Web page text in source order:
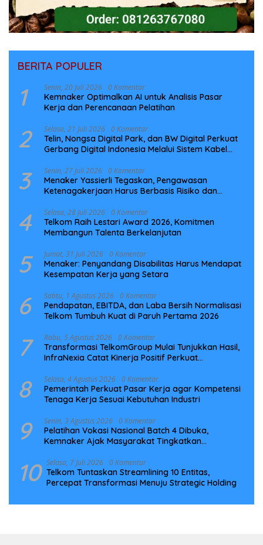
BERITA POPULER
1 Senin, 20 Juli 2026 0 Komentar
Kemnaker Optimalkan AI untuk Analisis Pasar
Kerja dan Perencanaan Pelatihan
2 Selasa, 21 Juli 2026 0 Komentar
Telin, Nongsa Digital Park, dan BW Digital Perkuat
Gerbang Digital Indonesia Melalui Sistem Kabel
3 Senin, 27 Juli 2026 0 Komentar
Menaker Yassierli Tegaskan, Pengawasan
Ketenagakerjaan Harus Berbasis Risiko dan
4 Selasa, 28 Juli 2026 0 Komentar
Telkom Raih Lestari Award 2026, Komitmen
Membangun Talenta Berkelanjutan
5 Jumat, 31 Juli 2026 0 Komentar
Menaker: Penyandang Disabilitas Harus Mendapat
Kesempatan Kerja yang Setara
6 Sabtu, 1 Agustus 2026 0 Komentar
Pendapatan, EBITDA, dan Laba Bersih Normalisasi
Telkom Tumbuh Kuat di Paruh Pertama 2026
7 Rabu, 5 Agustus 2026 0 Komentar
Transformasi TelkomGroup Mulai Tunjukkan Hasil,
InfraNexia Catat Kinerja Positif Perkuat
8 Selasa, 4 Agustus 2026 0 Komentar
Pemerintah Perkuat Pasar Kerja agar Kompetensi
Tenaga Kerja Sesuai Kebutuhan Industri
9 Senin, 3 Agustus 2026 0 Komentar
Pelatihan Vokasi Nasional Batch 4 Dibuka,
Kemnaker Ajak Masyarakat Tingkatkan
10 Selasa, 7 Juli 2026 0 Komentar
Telkom Tuntaskan Streamlining 10 Entitas,
Percepat Transformasi Menuju Strategic Holding